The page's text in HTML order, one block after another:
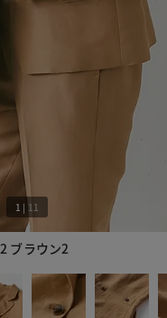
ブラウン2
1 | 11